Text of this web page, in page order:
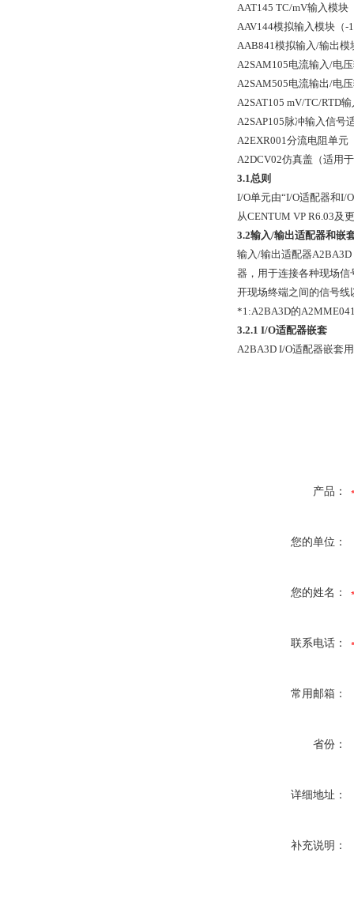
AAT145 TC/mV输入模块
AAV144模拟输入模块（-
AAB841模拟输入/输出模
A2SAM105电流输入/电
A2SAM505电流输出/电
A2SAT105 mV/TC/RTD
A2SAP105脉冲输入信号
A2EXR001分流电阻单元
A2DCV02仿真盖（适用
3.1总则
I/O单元由“I/O适配器和I/
从CENTUM VP R6.03及
3.2输入/输出适配器和嵌
输入/输出适配器
器，用于连接各种现场
开现场终端之间的信号线
*1:A2BA3D的
3.2.1 I/O适配器嵌套
A2BA3D I/O适配器嵌套
产品：
您的单位：
您的姓名：
联系电话：
常用邮箱：
省份：
详细地址：
补充说明：